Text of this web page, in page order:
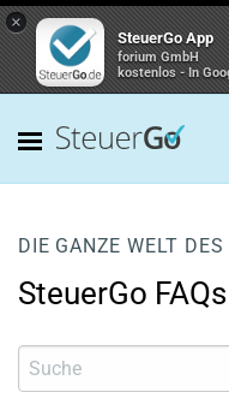
×
SteuerGo App
forium GmbH
kostenlos - In
DIE GANZE WELT
SteuerGo FAQs